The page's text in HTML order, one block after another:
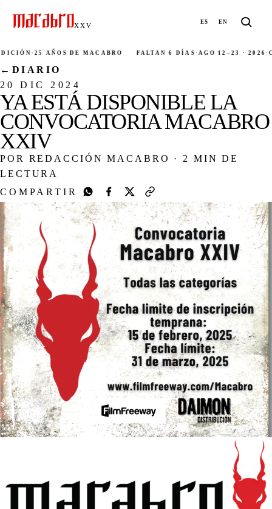
XXV ES EN
· 25 AÑOS DE MACABRO FALTAN 6 DÍAS·AGO 12–23 · 2026 ·
← DIARIO
20 DIC 2024
YA ESTÁ DISPONIBLE LA
CONVOCATORIA MACABRO
XXIV
POR REDACCIÓN MACABRO ·
2 MIN DE
LECTURA
COMPARTIR